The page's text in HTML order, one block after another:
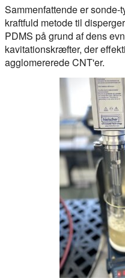
Sammenfattende er
kraftfuld metode til
PDMS på grund af dens
kavitationskræfter, der
agglomererede CNT'er.